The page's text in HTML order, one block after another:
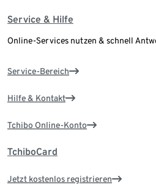
Service & Hilfe
Online-Services nutzen & schnell
Service-Bereich
Hilfe & Kontakt
Tchibo Online-Konto
TchiboCard
Jetzt kostenlos registrieren